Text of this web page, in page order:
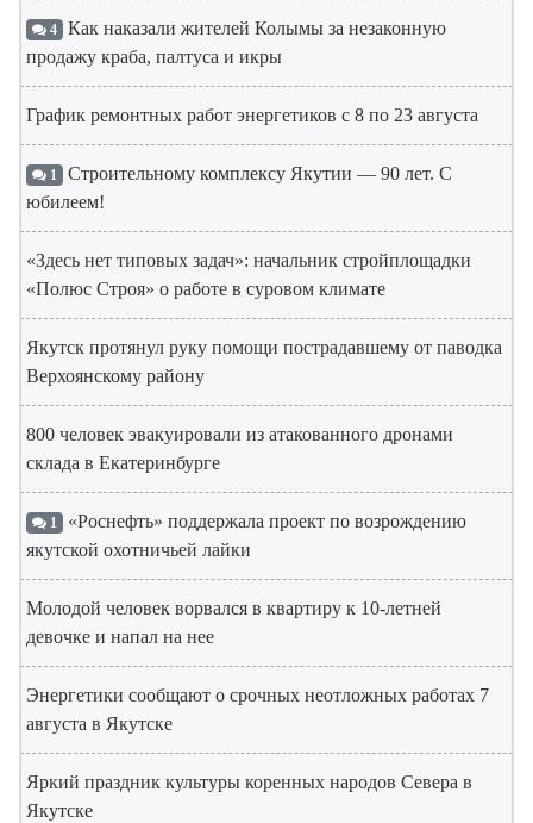
4 Как наказали жителей Колымы за незаконную
продажу краба, палтуса и икры
График ремонтных работ энергетиков с 8 по 23 августа
1 Строительному комплексу Якутии — 90 лет. С
юбилеем!
«Здесь нет типовых задач»: начальник стройплощадки
«Полюс Строя» о работе в суровом климате
Якутск протянул руку помощи пострадавшему от паводка
Верхоянскому району
800 человек эвакуировали из атакованного дронами
склада в Екатеринбурге
1 «Роснефть» поддержала проект по возрождению
якутской охотничьей лайки
Молодой человек ворвался в квартиру к 10-летней
девочке и напал на нее
Энергетики сообщают о срочных неотложных работах 7
августа в Якутске
Яркий праздник культуры коренных народов Севера в
Якутске